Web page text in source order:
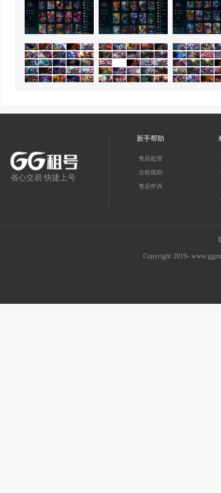
省心交易 快捷上号
新手帮助
售后处理
出租规则
售后申诉
Copyright 2019-